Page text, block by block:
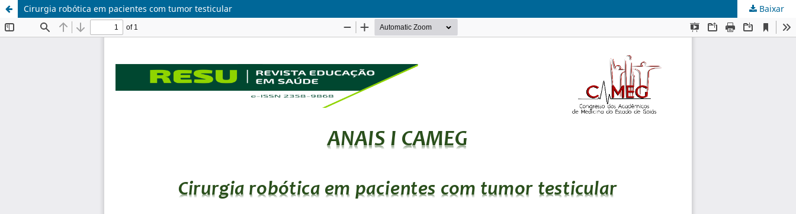
Cirurgia robótica em pacientes com tumor testicular Baixar